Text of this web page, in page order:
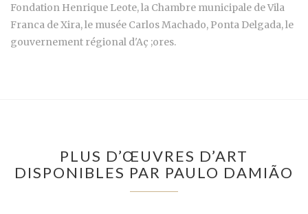
Fondation Henrique Leote, la Chambre municipale de Vila
Franca de Xira, le musée Carlos Machado, Ponta Delgada, le
gouvernement régional d'Aç ;ores.
PLUS D’ŒUVRES D’ART
DISPONIBLES PAR PAULO DAMIÃO